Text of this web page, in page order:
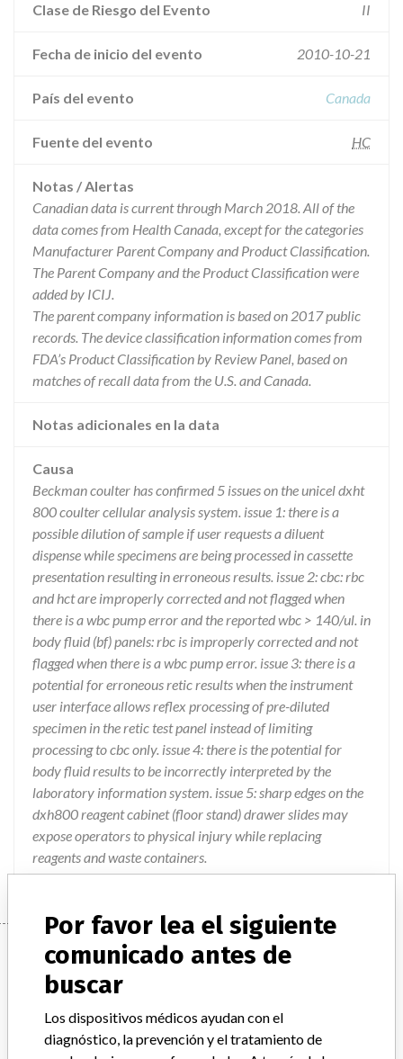
Clase de Riesgo del Evento II
Fecha de inicio del evento 2010-10-21
País del evento Canada
Fuente del evento HC
Notas / Alertas
Canadian data is current through March 2018. All of the
data comes from Health Canada, except for the categories
Manufacturer Parent Company and Product Classification.
The Parent Company and the Product Classification were
added by ICIJ.
The parent company information is based on 2017 public
records. The device classification information comes from
FDA’s Product Classification by Review Panel, based on
matches of recall data from the U.S. and Canada.
Notas adicionales en la data
Causa
Beckman coulter has confirmed 5 issues on the unicel dxht
800 coulter cellular analysis system. issue 1: there is a
possible dilution of sample if user requests a diluent
dispense while specimens are being processed in cassette
presentation resulting in erroneous results. issue 2: cbc: rbc
and hct are improperly corrected and not flagged when
there is a wbc pump error and the reported wbc > 140/ul. in
body fluid (bf) panels: rbc is improperly corrected and not
flagged when there is a wbc pump error. issue 3: there is a
potential for erroneous retic results when the instrument
user interface allows reflex processing of pre-diluted
specimen in the retic test panel instead of limiting
processing to cbc only. issue 4: there is the potential for
body fluid results to be incorrectly interpreted by the
laboratory information system. issue 5: sharp edges on the
dxh800 reagent cabinet (floor stand) drawer slides may
expose operators to physical injury while replacing
reagents and waste containers.
Device
UNICEL DXH 800 COULTER CELLULAR
ANALYSIS SYSTEM
Por favor lea el siguiente
comunicado antes de
buscar
Los dispositivos médicos ayudan con el
diagnóstico, la prevención y el tratamiento de